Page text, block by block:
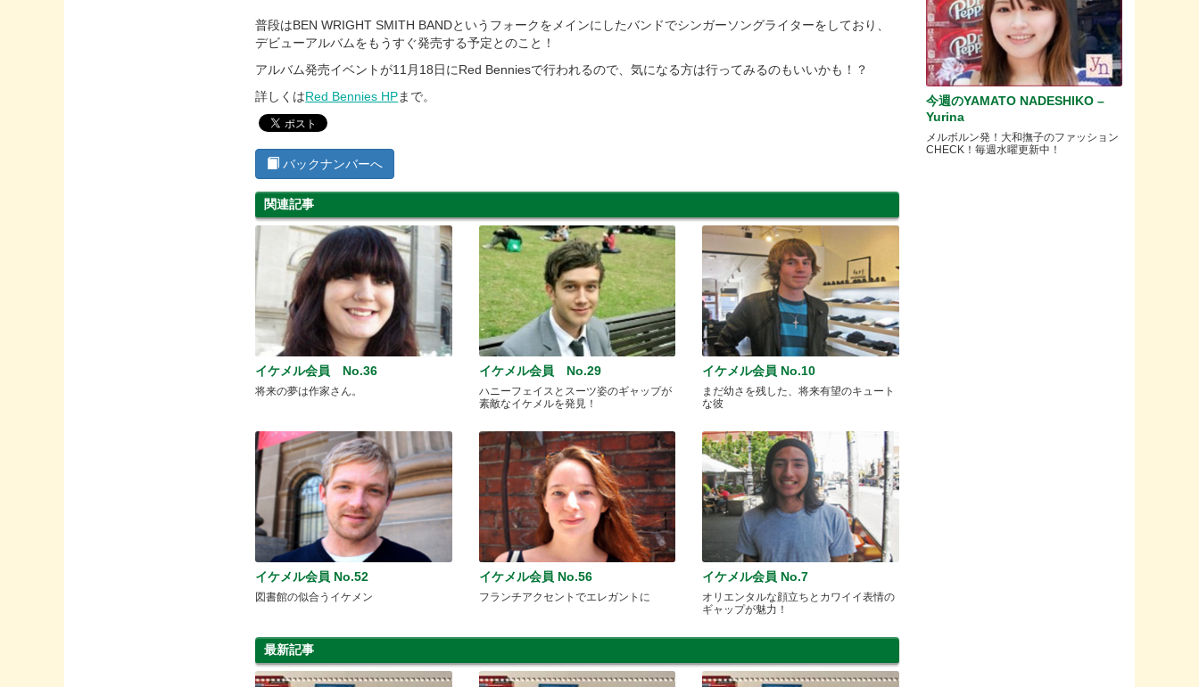
普段はBEN WRIGHT SMITH BANDというフォークをメインにしたバンドでシンガーソングライターをしており、
デビューアルバムをもうすぐ発売する予定とのこと！
アルバム発売イベントが11月18日にRed Benniesで行われるので、気になる方は行ってみるのもいいかも！？
詳しくはRed Bennies HPまで。
バックナンバーへ
関連記事
イケメル会員 No.36
将来の夢は作家さん。
イケメル会員 No.29
ハニーフェイスとスーツ姿のギャップが
素敵なイケメルを発見！
イケメル会員 No.10
まだ幼さを残した、将来有望のキュート
な彼
イケメル会員 No.52
図書館の似合うイケメン
イケメル会員 No.56
フランチアクセントでエレガントに
イケメル会員 No.7
オリエンタルな顔立ちとカワイイ表情の
ギャップが魅力！
最新記事
今週のYAMATO NADESHIKO –
Yurina
メルボルン発！大和撫子のファッション
CHECK！毎週水曜更新中！